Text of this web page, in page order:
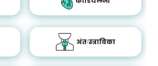
अंतःस्त्राविका